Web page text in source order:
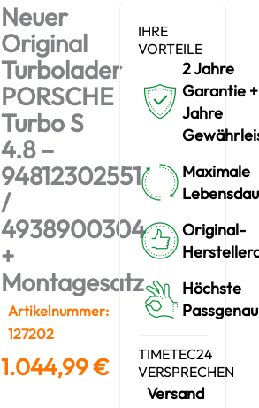
Neuer
Original
Turbolader
PORSCHE
Turbo S
4.8 –
94812302551
/
4938900304
+
Montagesatz
Artikelnummer:
127202
1.044,99€
IHRE
VORTEILE
2 Jahre
Garantie
Jahre
Maximale
Original-
Höchste
TIMETEC24
VERSPRECHEN
Versand